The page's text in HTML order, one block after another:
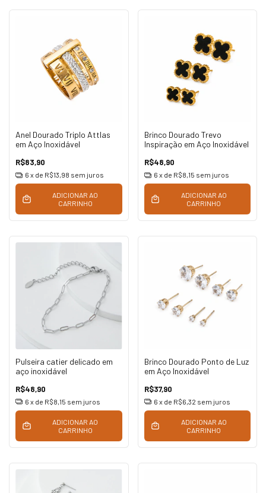
Anel Dourado Triplo Attlas
em Aço Inoxidável
R$83,90
6 x de R$13,98 sem juros
ADICIONAR AO
CARRINHO
Brinco Dourado Trevo
Inspiração em Aço Inoxidável
R$48,90
6 x de R$8,15 sem juros
ADICIONAR AO
CARRINHO
Pulseira catier delicado em
aço inoxidável
R$48,90
6 x de R$8,15 sem juros
ADICIONAR AO
CARRINHO
Brinco Dourado Ponto de Luz
em Aço Inoxidável
R$37,90
6 x de R$6,32 sem juros
ADICIONAR AO
CARRINHO